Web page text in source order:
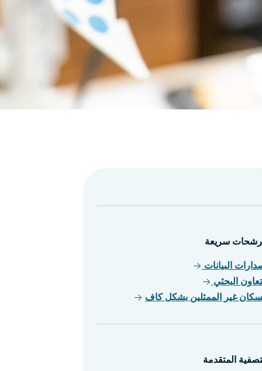
سريعة
البيانات
البحثي
غير الممثلين بشكل كاف
المتقدمة